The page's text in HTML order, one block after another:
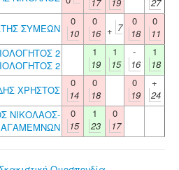
ΣΥΜΕΩΝ
0
10
0
16 + 7
0
18
0
11
2
2
1
19
1
15
-
16
1
18
ΧΡΗΣΤΟΣ
0
14
0
18
0
19
+
24
ΝΙΚΟΛΑΟΣ-
ΑΓΑΜΕΜΝΩΝ
0
15
1
23
0
17